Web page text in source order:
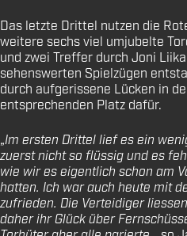
Das letzte Drittel nutzen die
weitere sechs viel umjubelte
und zwei Treffer durch Joni
sehenswerten Spielzügen
durch aufgerissene Lücken in
entsprechenden Platz dafür.
„Im ersten Drittel lief es ein
zuerst nicht so flüssig und es
wie wir es eigentlich schon am
hatten. Ich war auch heute mit
zufrieden. Die Verteidiger
daher ihr Glück über